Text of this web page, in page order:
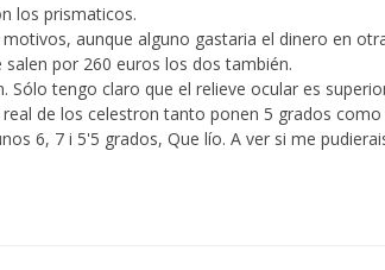
los prismaticos.
aunque alguno gastaria el dinero en
por 260 euros los dos también.
Sólo tengo claro que el relieve ocular es
de los celestron tanto ponen 5 grados
6, 7 i 5'5 grados, Que lío. A ver si me